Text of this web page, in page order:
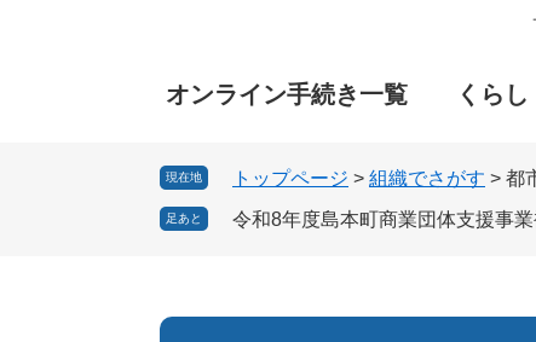
オンライン手続き一覧 くら
現在地 トップページ > 組織でさがす > 都
足あと 令和8年度島本町商業団体支援事